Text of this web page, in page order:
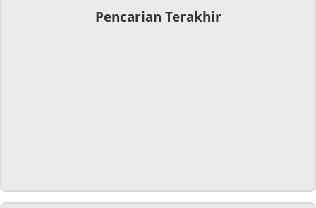
Pencarian Terakhir